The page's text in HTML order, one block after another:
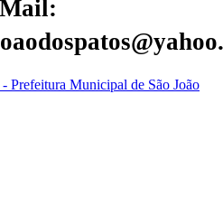
Prefeitura Municipal de São João